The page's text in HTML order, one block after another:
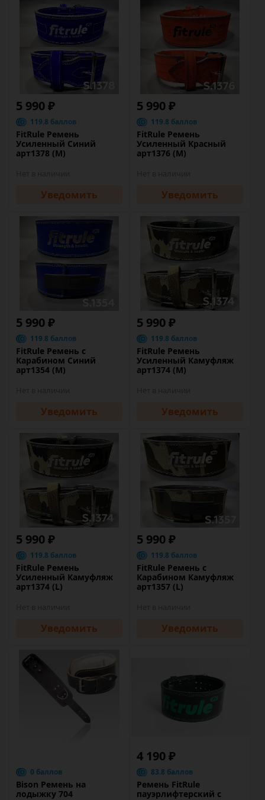
5 990 ₽
119.8 баллов
FitRule Ремень
Усиленный Синий
арт1378 (M)
Уведомить
5 990 ₽
119.8 баллов
FitRule Ремень
Усиленный Красный
арт1376 (M)
Уведомить
5 990 ₽
119.8 баллов
FitRule Ремень с
Карабином Синий
арт1354 (M)
Уведомить
5 990 ₽
119.8 баллов
FitRule Ремень
Усиленный Камуфляж
арт1374 (M)
Уведомить
5 990 ₽
119.8 баллов
FitRule Ремень
Усиленный Камуфляж
арт1374 (L)
Уведомить
5 990 ₽
119.8 баллов
FitRule Ремень с
Карабином Камуфляж
арт1357 (L)
Уведомить
0 баллов
Bison Ремень на
лодыжку 704
4 190 ₽
83.8 баллов
Ремень FitRule
пауэрлифтерский с